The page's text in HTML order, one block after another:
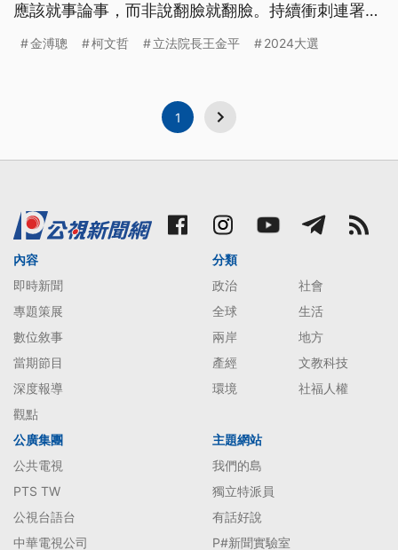
應該就事論事，而非說翻臉就翻臉。持續衝刺連署的
民進黨賴清德則南下高雄參拜，提到國家主權就是所
金溥聰 柯文哲 立法院長王金平 2024大選
1
內容
即時新聞
專題策展
數位敘事
當期節目
深度報導
觀點
分類
政治
社會
全球
生活
兩岸
地方
產經
文教科技
環境
社福人權
公廣集團
公共電視
PTS TW
公視台語台
中華電視公司
主題網站
我們的島
獨立特派員
有話好說
P#新聞實驗室